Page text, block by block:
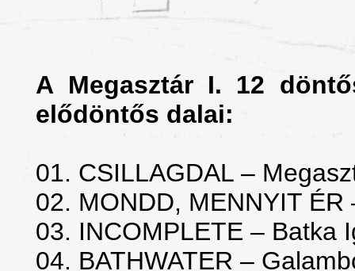
A Megasztár I. 12
elődöntős dalai:
01. CSILLAGDAL –
02. MONDD, MENNYIT
03. INCOMPLETE – Batka
04. BATHWATER –